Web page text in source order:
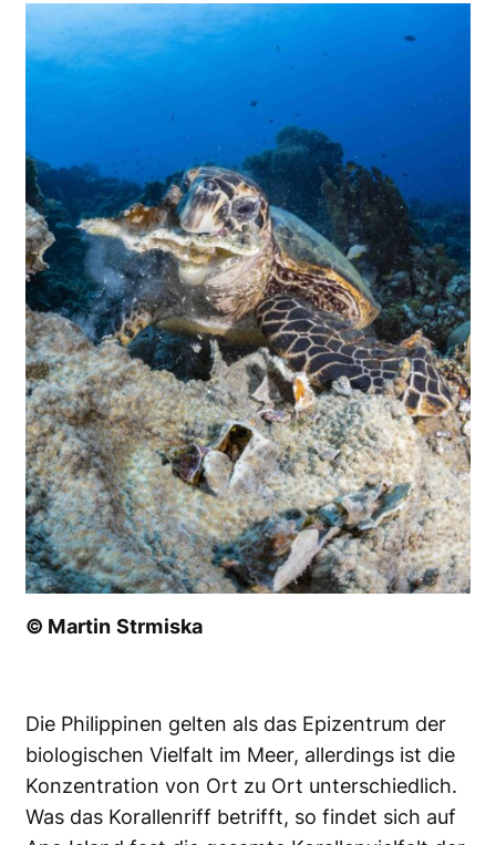
© Martin Strmiska
Die Philippinen gelten als das Epizentrum der
biologischen Vielfalt im Meer, allerdings ist die
Konzentration von Ort zu Ort unterschiedlich.
Was das Korallenriff betrifft, so findet sich auf